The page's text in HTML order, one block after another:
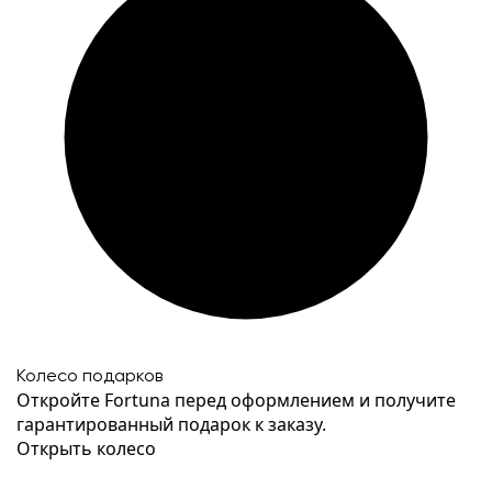
Колесо подарков
Откройте Fortuna перед оформлением и получите
гарантированный подарок к заказу.
Открыть колесо